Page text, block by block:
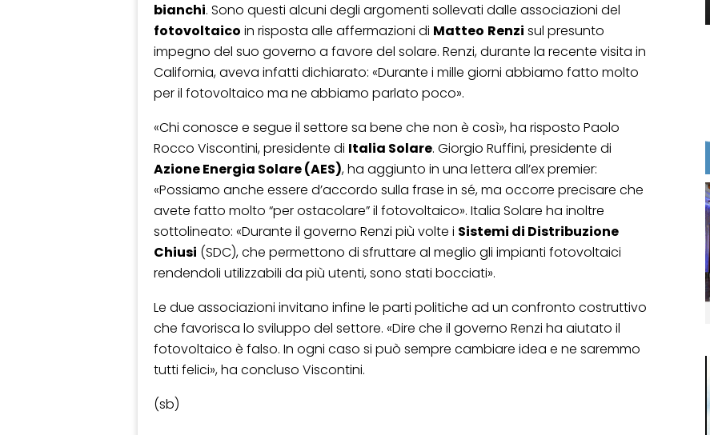
bianchi. Sono questi alcuni degli argomenti sollevati dalle associazioni del
fotovoltaico in risposta alle affermazioni di Matteo Renzi sul presunto
impegno del suo governo a favore del solare. Renzi, durante la recente visita in
California, aveva infatti dichiarato: «Durante i mille giorni abbiamo fatto molto
per il fotovoltaico ma ne abbiamo parlato poco».
«Chi conosce e segue il settore sa bene che non è così», ha risposto Paolo
Rocco Viscontini, presidente di Italia Solare. Giorgio Ruffini, presidente di
Azione Energia Solare (AES), ha aggiunto in una lettera all’ex premier:
«Possiamo anche essere d’accordo sulla frase in sé, ma occorre precisare che
avete fatto molto “per ostacolare” il fotovoltaico». Italia Solare ha inoltre
sottolineato: «Durante il governo Renzi più volte i Sistemi di Distribuzione
Chiusi (SDC), che permettono di sfruttare al meglio gli impianti fotovoltaici
rendendoli utilizzabili da più utenti, sono stati bocciati».
Le due associazioni invitano infine le parti politiche ad un confronto costruttivo
che favorisca lo sviluppo del settore. «Dire che il governo Renzi ha aiutato il
fotovoltaico è falso. In ogni caso si può sempre cambiare idea e ne saremmo
tutti felici», ha concluso Viscontini.
(sb)